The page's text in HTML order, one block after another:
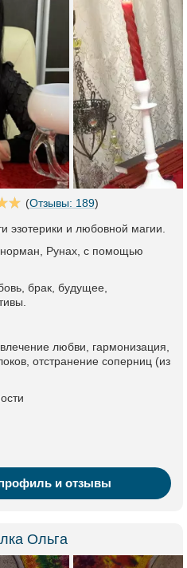
(Отзывы: 189)
эзотерики и любовной магии.
Рунах, с помощью
брак, будущее,
любви, гармонизация,
отстранение соперниц (из
и отзывы
Ольга